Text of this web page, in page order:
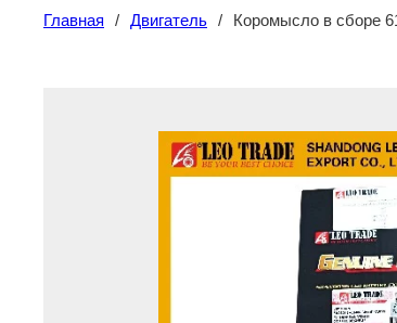
Главная / Двигатель / Коромысло в сборе